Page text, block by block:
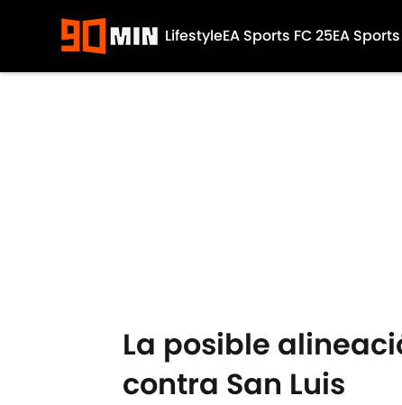
LifestyleEA Sports FC 25EA
La posible
contra San Luis